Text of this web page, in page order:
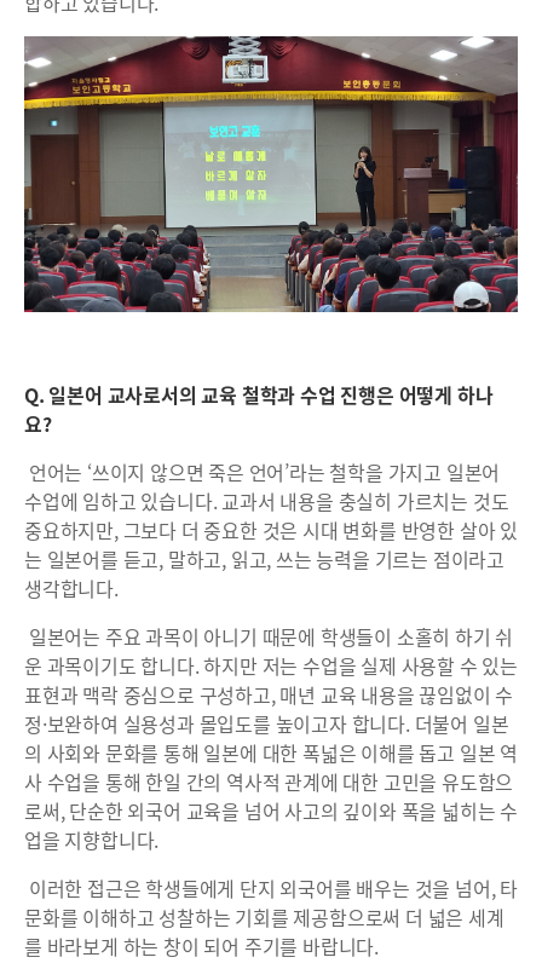
Q. 일본어 교사로서의 교육 철학과 수업 진행은 어떻게 하나
요?
언어는 ‘쓰이지 않으면 죽은 언어’라는 철학을 가지고 일본어
수업에 임하고 있습니다. 교과서 내용을 충실히 가르치는 것도
중요하지만, 그보다 더 중요한 것은 시대 변화를 반영한 살아 있
는 일본어를 듣고, 말하고, 읽고, 쓰는 능력을 기르는 점이라고
생각합니다.
일본어는 주요 과목이 아니기 때문에 학생들이 소홀히 하기 쉬
운 과목이기도 합니다. 하지만 저는 수업을 실제 사용할 수 있는
표현과 맥락 중심으로 구성하고, 매년 교육 내용을 끊임없이 수
정·보완하여 실용성과 몰입도를 높이고자 합니다. 더불어 일본
의 사회와 문화를 통해 일본에 대한 폭넓은 이해를 돕고 일본 역
사 수업을 통해 한일 간의 역사적 관계에 대한 고민을 유도함으
로써, 단순한 외국어 교육을 넘어 사고의 깊이와 폭을 넓히는 수
업을 지향합니다.
이러한 접근은 학생들에게 단지 외국어를 배우는 것을 넘어, 타
문화를 이해하고 성찰하는 기회를 제공함으로써 더 넓은 세계
를 바라보게 하는 창이 되어 주기를 바랍니다.